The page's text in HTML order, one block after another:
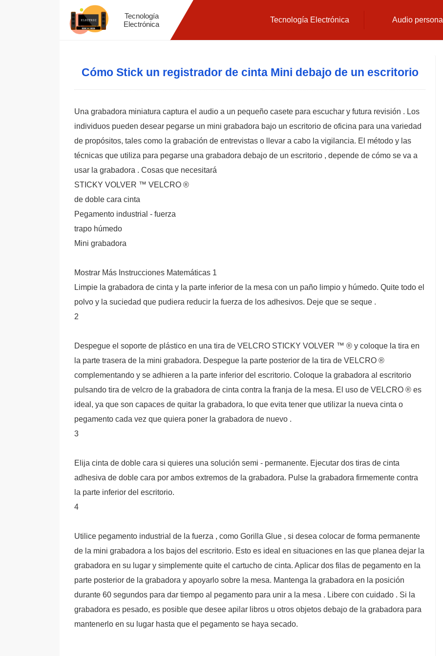
Tecnología
Electrónica
Tecnología Electrónica Audio personal
Cómo Stick un registrador de cinta Mini debajo de un escritorio
Una grabadora miniatura captura el audio a un pequeño casete para escuchar y futura revisión . Los
individuos pueden desear pegarse un mini grabadora bajo un escritorio de oficina para una variedad
de propósitos, tales como la grabación de entrevistas o llevar a cabo la vigilancia. El método y las
técnicas que utiliza para pegarse una grabadora debajo de un escritorio , depende de cómo se va a
usar la grabadora . Cosas que necesitará
STICKY VOLVER ™ VELCRO ®
de doble cara cinta
Pegamento industrial - fuerza
trapo húmedo
Mini grabadora
Mostrar Más Instrucciones Matemáticas 1
Limpie la grabadora de cinta y la parte inferior de la mesa con un paño limpio y húmedo. Quite todo el
polvo y la suciedad que pudiera reducir la fuerza de los adhesivos. Deje que se seque .
2
Despegue el soporte de plástico en una tira de VELCRO STICKY VOLVER ™ ® y coloque la tira en
la parte trasera de la mini grabadora. Despegue la parte posterior de la tira de VELCRO ®
complementando y se adhieren a la parte inferior del escritorio. Coloque la grabadora al escritorio
pulsando tira de velcro de la grabadora de cinta contra la franja de la mesa. El uso de VELCRO ® es
ideal, ya que son capaces de quitar la grabadora, lo que evita tener que utilizar la nueva cinta o
pegamento cada vez que quiera poner la grabadora de nuevo .
3
Elija cinta de doble cara si quieres una solución semi - permanente. Ejecutar dos tiras de cinta
adhesiva de doble cara por ambos extremos de la grabadora. Pulse la grabadora firmemente contra
la parte inferior del escritorio.
4
Utilice pegamento industrial de la fuerza , como Gorilla Glue , si desea colocar de forma permanente
de la mini grabadora a los bajos del escritorio. Esto es ideal en situaciones en las que planea dejar la
grabadora en su lugar y simplemente quite el cartucho de cinta. Aplicar dos filas de pegamento en la
parte posterior de la grabadora y apoyarlo sobre la mesa. Mantenga la grabadora en la posición
durante 60 segundos para dar tiempo al pegamento para unir a la mesa . Libere con cuidado . Si la
grabadora es pesado, es posible que desee apilar libros u otros objetos debajo de la grabadora para
mantenerlo en su lugar hasta que el pegamento se haya secado.